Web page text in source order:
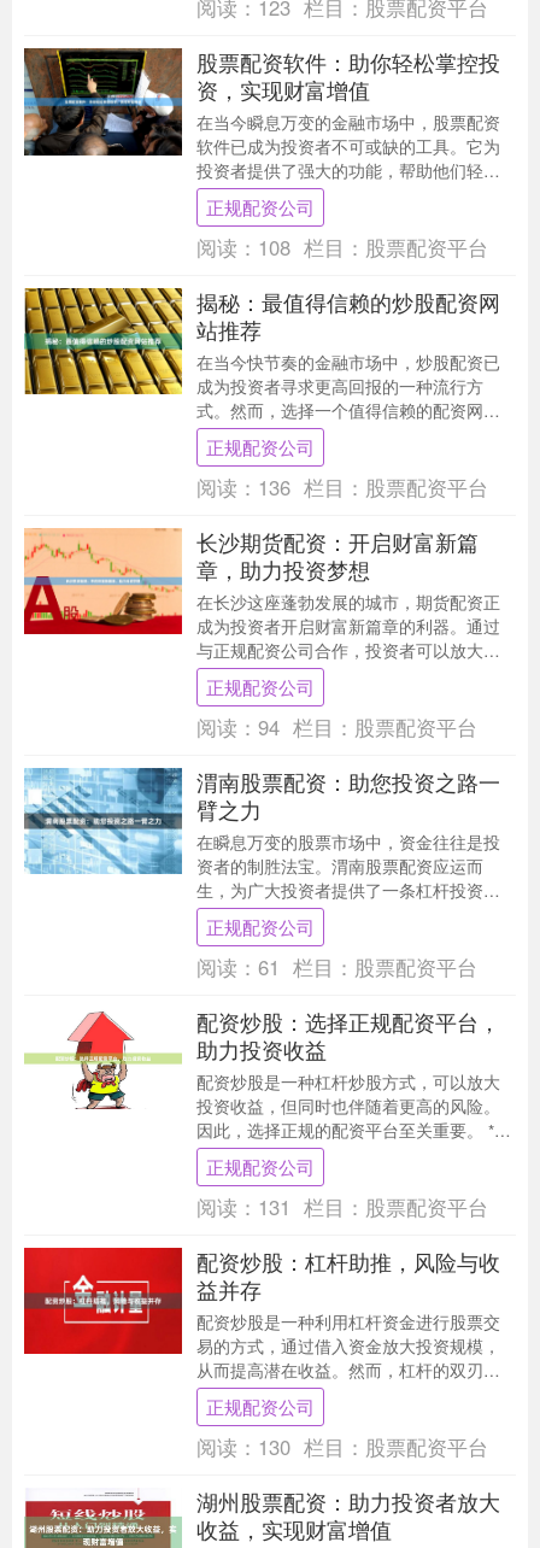
阅读： 123 栏目： 股票配资平台
股票配资软件：助你轻松掌控投
资，实现财富增值
在当今瞬息万变的金融市场中，股票配资
软件已成为投资者不可或缺的工具。它为
投资者提供了强大的功能，帮助他们轻松
掌控投资，实现财富增值。 **实时数据和
分析** 股....
正规配资公司
阅读： 108 栏目： 股票配资平台
揭秘：最值得信赖的炒股配资网
站推荐
在当今快节奏的金融市场中，炒股配资已
成为投资者寻求更高回报的一种流行方
式。然而，选择一个值得信赖的配资网站
至关重要，以确保您的资金安全和交易顺
利。 经过深入研究....
正规配资公司
阅读： 136 栏目： 股票配资平台
长沙期货配资：开启财富新篇
章，助力投资梦想
在长沙这座蓬勃发展的城市，期货配资正
成为投资者开启财富新篇章的利器。通过
与正规配资公司合作，投资者可以放大资
金杠杆，抓住期货市场中的投资机会，实
现财富增值。 长....
正规配资公司
阅读： 94 栏目： 股票配资平台
渭南股票配资：助您投资之路一
臂之力
在瞬息万变的股票市场中，资金往往是投
资者的制胜法宝。渭南股票配资应运而
生，为广大投资者提供了一条杠杆投资的
捷径。 渭南股票配资是指由正规配资公司
向投资者提供资金....
正规配资公司
阅读： 61 栏目： 股票配资平台
配资炒股：选择正规配资平台，
助力投资收益
配资炒股是一种杠杆炒股方式，可以放大
投资收益，但同时也伴随着更高的风险。
因此，选择正规的配资平台至关重要。 **
正规配资平台的特点：** * **持牌经营：
**....
正规配资公司
阅读： 131 栏目： 股票配资平台
配资炒股：杠杆助推，风险与收
益并存
配资炒股是一种利用杠杆资金进行股票交
易的方式，通过借入资金放大投资规模，
从而提高潜在收益。然而，杠杆的双刃剑
效应也显而易见，风险与收益并存。 **杠
杆助推** ....
正规配资公司
阅读： 130 栏目： 股票配资平台
湖州股票配资：助力投资者放大
收益，实现财富增值